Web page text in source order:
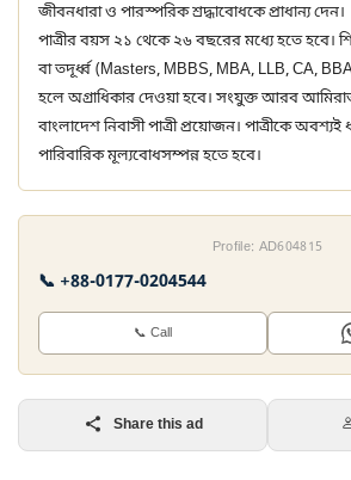
জীবনধারা ও পারস্পরিক শ্রদ্ধাবোধকে প্রাধান্য দেন।
পাত্রীর বয়স ২১ থেকে ২৬ বছরের মধ্যে হতে হবে।
বা তদূর্ধ্ব (Masters, MBBS, MBA, LLB, CA,
হলে অগ্রাধিকার দেওয়া হবে। সংযুক্ত আরব
বাংলাদেশ নিবাসী পাত্রী প্রয়োজন। পাত্রীকে অবশ্যই
পারিবারিক মূল্যবোধসম্পন্ন হতে হবে।
Profile: AD604815
📞 +88-0177-0204544
📞 Call
Share this ad